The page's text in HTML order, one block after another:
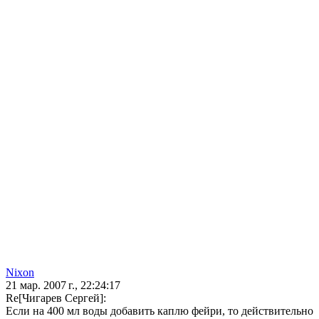
Nixon
21 мар. 2007 г., 22:24:17
Re[Чигарев Сергей]:
Если на 400 мл воды добавить каплю фейри, то действительно